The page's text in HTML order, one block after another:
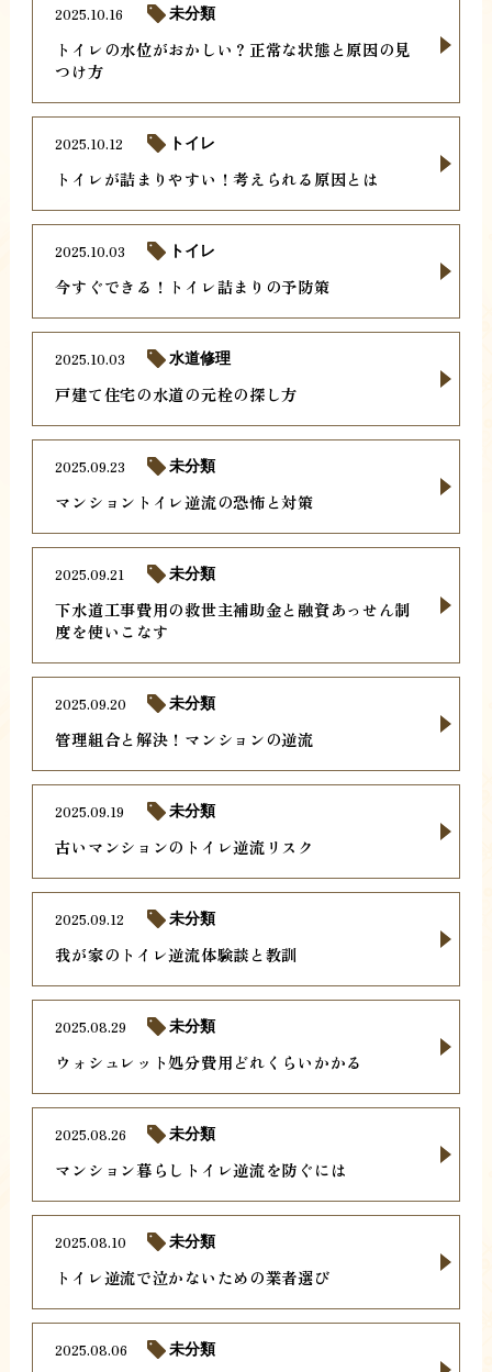
トイレの水位がおかしい？正常な状態と原因の見
つけ方
2025.10.16 未分類
トイレが詰まりやすい！考えられる原因とは
2025.10.12 トイレ
今すぐできる！トイレ詰まりの予防策
2025.10.03 トイレ
戸建て住宅の水道の元栓の探し方
2025.10.03 水道修理
マンショントイレ逆流の恐怖と対策
2025.09.23 未分類
下水道工事費用の救世主補助金と融資あっせん制
度を使いこなす
2025.09.21 未分類
管理組合と解決！マンションの逆流
2025.09.20 未分類
古いマンションのトイレ逆流リスク
2025.09.19 未分類
我が家のトイレ逆流体験談と教訓
2025.09.12 未分類
ウォシュレット処分費用どれくらいかかる
2025.08.29 未分類
マンション暮らしトイレ逆流を防ぐには
2025.08.26 未分類
トイレ逆流で泣かないための業者選び
2025.08.10 未分類
2025.08.06 未分類